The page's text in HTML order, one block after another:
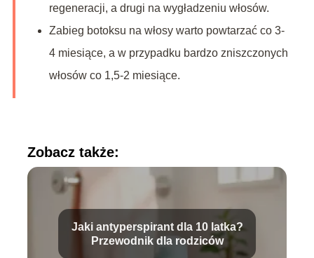
regeneracji, a drugi na wygładzeniu włosów.
Zabieg botoksu na włosy warto powtarzać co 3-
4 miesiące, a w przypadku bardzo zniszczonych
włosów co 1,5-2 miesiące.
Zobacz także:
Jaki antyperspirant dla 10 latka?
Przewodnik dla rodziców